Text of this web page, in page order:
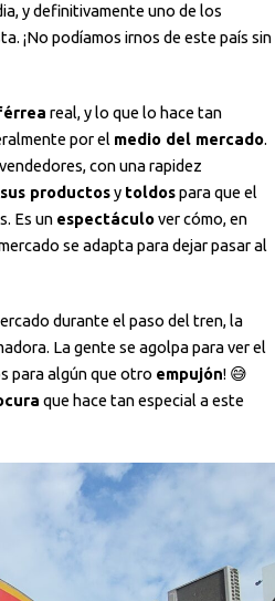
y definitivamente uno de los
¡No podíamos irnos de este país sin
real, y lo que lo hace tan
por el medio del mercado.
con una rapidez
productosy toldospara que el
Es un espectáculover cómo, en
se adapta para dejar pasar al
durante el paso del tren, la
La gente se agolpa para ver el
para algún que otro empujón! 😅
que hace tan especial a este